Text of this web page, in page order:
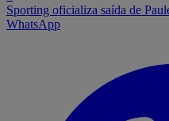
Sporting oficializa saída de
WhatsApp